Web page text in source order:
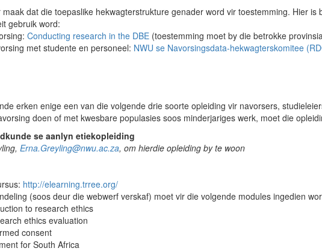
dat die toepaslike hekwagterstrukture genader word vir toestemming. Hier
gebruik word:
Conducting research in the DBE (toestemming moet by die betrokke
met studente en personeel: NWU se Navorsingsdata-hekwagterskomitee
erken enige een van die volgende drie soorte opleiding vir navorsers,
doen of met kwesbare populasies soos minderjariges werk, moet die
se aanlyn etiekopleiding
Erna.Greyling@nwu.ac.za, om hierdie opleiding by te woon
http://elearning.trree.org/
(soos deur die webwerf verskaf) moet vir die volgende modules ingedien
to research ethics
ethics evaluation
consent
for South Africa